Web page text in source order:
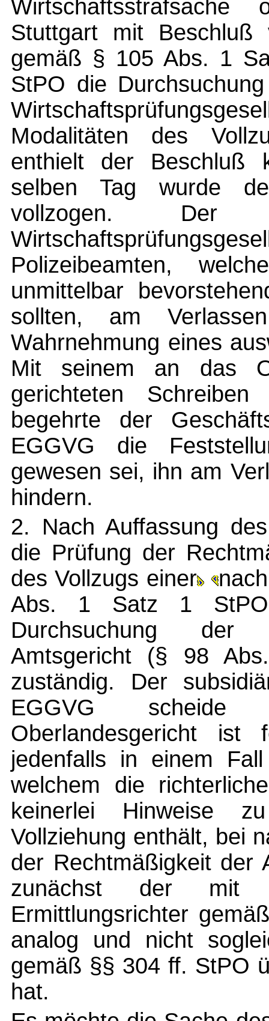
Stuttgart mit
gemäß § 105 Abs. 1
StPO die
Modalitäten des
enthielt der Beschluß
selben Tag wurde
vollzogen. Der
Polizeibeamten,
unmittelbar
sollten, am
Wahrnehmung eines
Mit seinem an das
gerichteten
begehrte der
EGGVG die
gewesen sei, ihn am
hindern.
2. Nach Auffassung
die Prüfung der
des Vollzugs einer
Abs. 1 Satz 1 StPO
Durchsuchung der
Amtsgericht (§ 98
zuständig. Der
EGGVG
Oberlandesgericht
jedenfalls in einem
welchem die
keinerlei Hinweise
Vollziehung enthält, bei
der Rechtmäßigkeit der
zunächst der mit
Ermittlungsrichter
analog und nicht
gemäß §§ 304 ff. StPO
hat.